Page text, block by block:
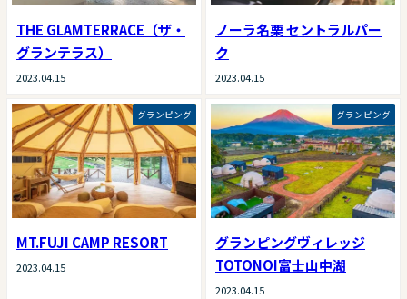
THE GLAMTERRACE（ザ・
グランテラス）
2023.04.15
ノーラ名栗 セントラルパー
ク
2023.04.15
グランピング
MT.FUJI CAMP RESORT
2023.04.15
グランピング
グランピングヴィレッジ
TOTONOI富士山中湖
2023.04.15